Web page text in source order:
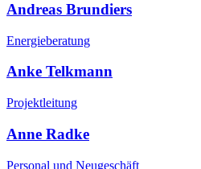
Andreas Brundiers
Energieberatung
Anke Telkmann
Projektleitung
Anne Radke
Personal und Neugeschäft